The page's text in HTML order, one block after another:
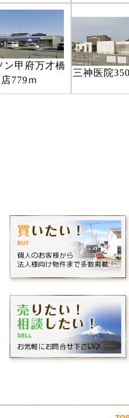
ン甲府万才橋
店779ｍ
三神医院